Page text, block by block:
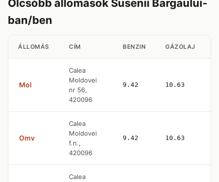
Olcsóbb állomások Susenii Bargaului-
ban/ben
ÁLLOMÁS CÍM BENZIN GÁZOLAJ
Mol
Calea
Moldovei
nr 56,
420096
9.42 10.63
Omv
Calea
Moldovei
f.n.,
420096
9.42 10.63
Calea